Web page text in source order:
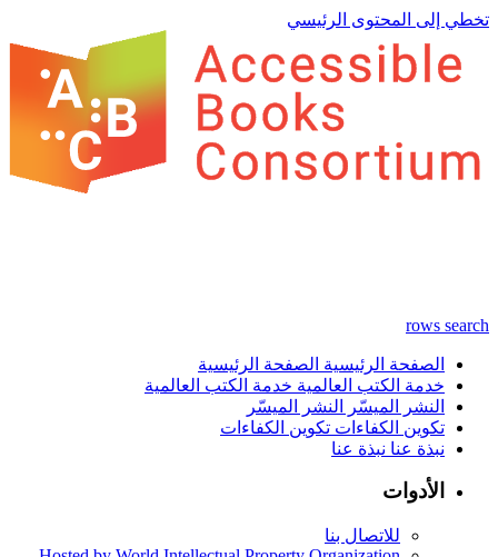
تخطي إلى المحتوى الرئيسي
rows search
الصفحة الرئيسية الصفحة الرئيسية
خدمة الكتب العالمية خدمة الكتب العالمية
النشر الميسّر
النشر الميسّر
تكوين الكفاءات تكوين الكفاءات
نبذة عنا نبذة عنا
الأدوات
للاتصال بنا